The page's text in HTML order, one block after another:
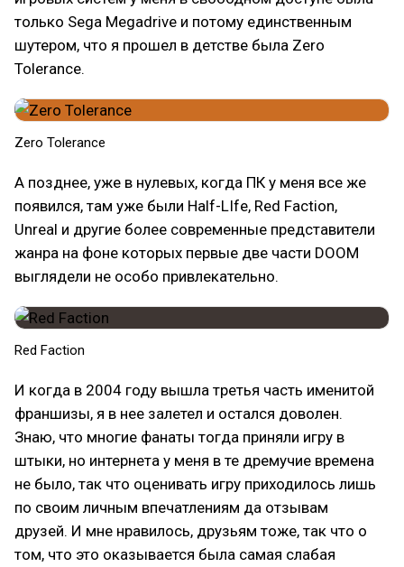
только Sega Megadrive и потому единственным
шутером, что я прошел в детстве была Zero
Tolerance.
Zero Tolerance
А позднее, уже в нулевых, когда ПК у меня все же
появился, там уже были Half-LIfe, Red Faction,
Unreal и другие более современные представители
жанра на фоне которых первые две части DOOM
выглядели не особо привлекательно.
Red Faction
И когда в 2004 году вышла третья часть именитой
франшизы, я в нее залетел и остался доволен.
Знаю, что многие фанаты тогда приняли игру в
штыки, но интернета у меня в те дремучие времена
не было, так что оценивать игру приходилось лишь
по своим личным впечатлениям да отзывам
друзей. И мне нравилось, друзьям тоже, так что о
том, что это оказывается была самая слабая